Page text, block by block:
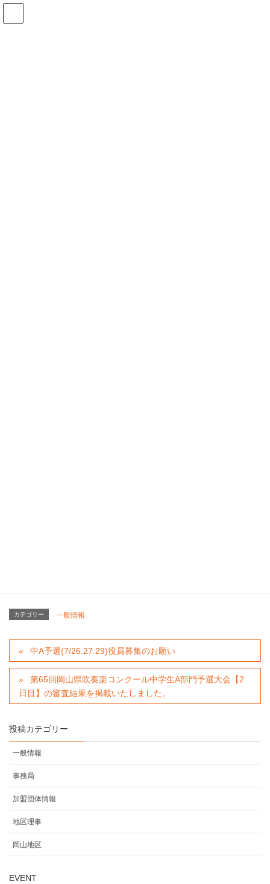
カテゴリー 一般情報
中A予選(7/26.27.29)役員募集のお願い
第65回岡山県吹奏楽コンクール中学生A部門予選大会【2
日目】の審査結果を掲載いたしました。
投稿カテゴリー
一般情報
事務局
加盟団体情報
地区理事
岡山地区
EVENT